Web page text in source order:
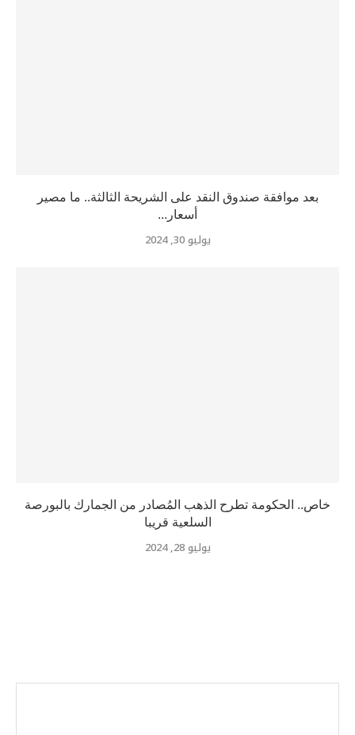
بعد موافقة صندوق النقد على الشريحة الثالثة.. ما مصير
أسعار...
يوليو 30, 2024
خاص.. الحكومة تطرح الذهب المُصادر من الجمارك بالبورصة
السلعية قريبا
يوليو 28, 2024